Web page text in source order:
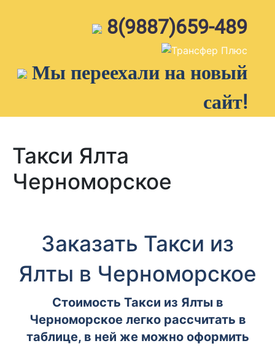
8(9887)659-489
Мы переехали на новый
сайт!
Такси Ялта
Черноморское
Заказать Такси из
Ялты в Черноморское
Стоимость Такси из Ялты в
Черноморское легко рассчитать в
таблице, в ней же можно оформить